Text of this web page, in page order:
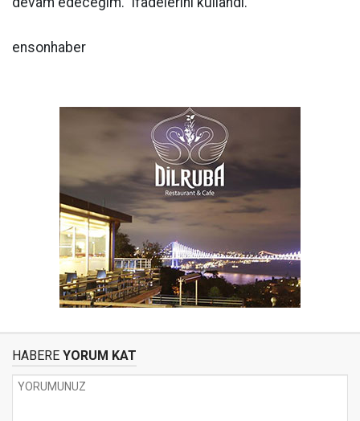
ensonhaber
HABERE YORUM KAT